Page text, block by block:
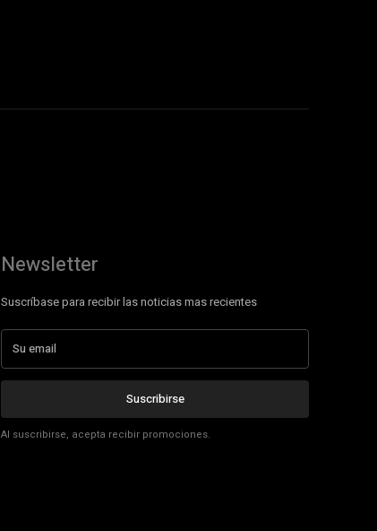
Newsletter
Suscríbase para recibir las noticias mas recientes
Suscribirse
Al suscribirse, acepta recibir promociones.